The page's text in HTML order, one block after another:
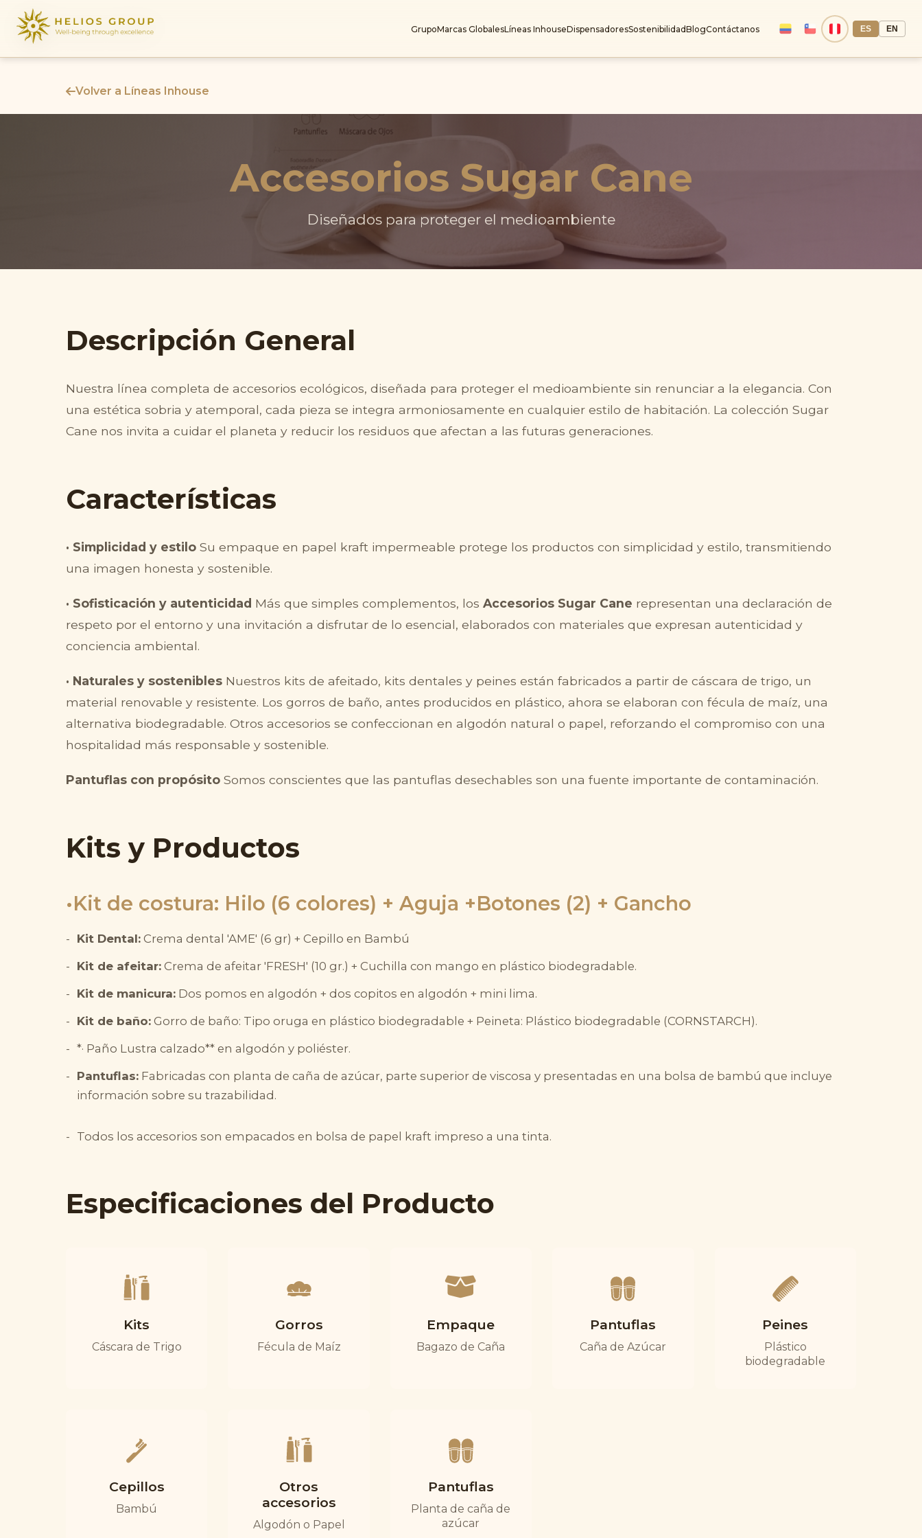
GrupoMarcas GlobalesLíneas InhouseDispensadoresSostenibilidadBlogContáctanos ES EN
Volver a Líneas Inhouse
Accesorios Sugar Cane
Diseñados para proteger el medioambiente
Descripción General
Nuestra línea completa de accesorios ecológicos, diseñada para proteger el medioambiente sin renunciar a la elegancia. Con
una estética sobria y atemporal, cada pieza se integra armoniosamente en cualquier estilo de habitación. La colección Sugar
Cane nos invita a cuidar el planeta y reducir los residuos que afectan a las futuras generaciones.
Características
· Simplicidad y estilo Su empaque en papel kraft impermeable protege los productos con simplicidad y estilo, transmitiendo
una imagen honesta y sostenible.
· Sofisticación y autenticidad Más que simples complementos, los Accesorios Sugar Cane representan una declaración de
respeto por el entorno y una invitación a disfrutar de lo esencial, elaborados con materiales que expresan autenticidad y
conciencia ambiental.
· Naturales y sostenibles Nuestros kits de afeitado, kits dentales y peines están fabricados a partir de cáscara de trigo, un
material renovable y resistente. Los gorros de baño, antes producidos en plástico, ahora se elaboran con fécula de maíz, una
alternativa biodegradable. Otros accesorios se confeccionan en algodón natural o papel, reforzando el compromiso con una
hospitalidad más responsable y sostenible.
Pantuflas con propósito Somos conscientes que las pantuflas desechables son una fuente importante de contaminación.
Kits y Productos
Kit de costura: Hilo (6 colores) + Aguja +Botones (2) + Gancho
Kit Dental: Crema dental 'AME' (6 gr) + Cepillo en Bambú
Kit de afeitar: Crema de afeitar 'FRESH' (10 gr.) + Cuchilla con mango en plástico biodegradable.
Kit de manicura: Dos pomos en algodón + dos copitos en algodón + mini lima.
Kit de baño: Gorro de baño: Tipo oruga en plástico biodegradable + Peineta: Plástico biodegradable (CORNSTARCH).
*· Paño Lustra calzado** en algodón y poliéster.
Pantuflas: Fabricadas con planta de caña de azúcar, parte superior de viscosa y presentadas en una bolsa de bambú que incluye
información sobre su trazabilidad.
Todos los accesorios son empacados en bolsa de papel kraft impreso a una tinta.
Especificaciones del Producto
Kits
Cáscara de Trigo
Gorros
Fécula de Maíz
Empaque
Bagazo de Caña
Pantuflas
Caña de Azúcar
Peines
Plástico
biodegradable
Cepillos
Bambú
Otros
accesorios
Algodón o Papel
Pantuflas
Planta de caña de
azúcar